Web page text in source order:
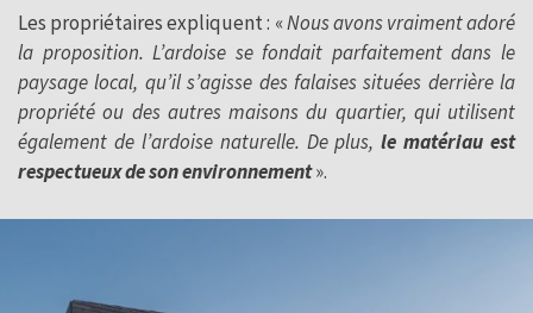
Les propriétaires expliquent : «Nous avons vraiment adoré
la proposition. L’ardoise se fondait parfaitement dans le
paysage local, qu’il s’agisse des falaises situées derrière la
propriété ou des autres maisons du quartier, qui utilisent
également de l’ardoise naturelle. De plus,le matériau est
respectueux de son environnement».